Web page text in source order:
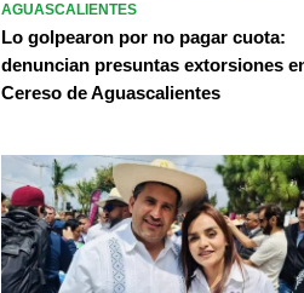
AGUASCALIENTES
Lo golpearon por no pagar cuota:
denuncian presuntas extorsiones
Cereso de Aguascalientes